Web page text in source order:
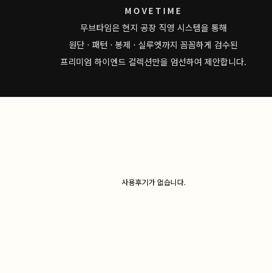
MOVETIME
무브타임은 현지 공장 직영 시스템을 통해
원단 · 패턴 · 봉제 · 실루엣까지 꼼꼼하게 검수된
프리미엄 하이엔드 컬렉션만을 엄선하여 제안합니다.
사용후기가 없습니다.